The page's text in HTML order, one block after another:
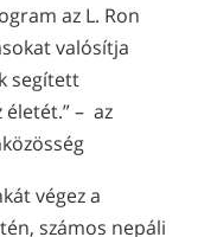
az L. Ron
valósítja
segített
– az
végez a
számos nepáli